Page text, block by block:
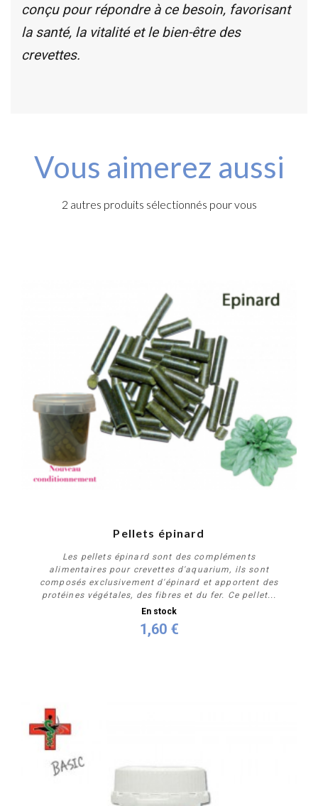
conçu pour répondre à ce besoin, favorisant
la santé, la vitalité et le bien-être des
crevettes.
Vous aimerez aussi
2 autres produits sélectionnés pour vous
Pellets épinard
Les pellets épinard sont des compléments
alimentaires pour crevettes d'aquarium, ils sont
composés exclusivement d'épinard et apportent des
protéines végétales, des fibres et du fer. Ce pellet...
En stock
1,60 €